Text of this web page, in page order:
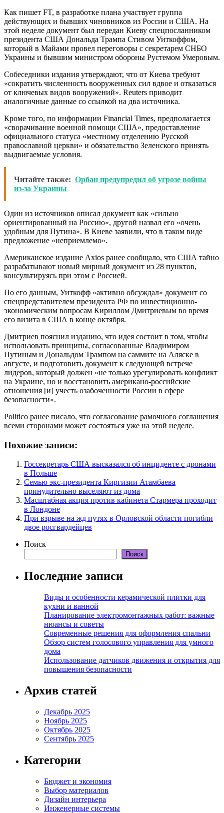
Как пишет FT, в разработке плана участвует группа
действующих и бывших чиновников из России и США. На
этой неделе документ был передан Киеву спецпосланником
президента США Дональда Трампа Стивом Уиткоффом,
который в Майами провел переговоры с секретарем СНБО
Украины и бывшим министром обороны Рустемом Умеровым.
Собеседники издания утверждают, что от Киева требуют
«сократить численность вооруженных сил вдвое и отказаться
от ключевых видов вооружений». Reuters приводит
аналогичные данные со ссылкой на два источника.
Кроме того, по информации Financial Times, предполагается
«сворачивание военной помощи США», предоставление
официального статуса «местному отделению Русской
православной церкви» и обязательство Зеленского принять
выдвигаемые условия.
Читайте также: Орбан предупредил об угрозе войны
из-за Украины
Один из источников описал документ как «сильно
ориентированный на Россию», другой назвал его «очень
удобным для Путина». В Киеве заявили, что в таком виде
предложение «неприемлемо».
Американское издание Axios ранее сообщало, что США тайно
разрабатывают новый мирный документ из 28 пунктов,
консультируясь при этом с Россией.
По его данным, Уиткофф «активно обсуждал» документ со
спецпредставителем президента РФ по инвестиционно-
экономическим вопросам Кириллом Дмитриевым во время
его визита в США в конце октября.
Дмитриев пояснил изданию, что идея состоит в том, чтобы
использовать принципы, согласованные Владимиром
Путиным и Дональдом Трампом на саммите на Аляске в
августе, и подготовить документ к следующей встрече
лидеров, который должен «не только урегулировать конфликт
на Украине, но и восстановить американо-российские
отношения [и] учесть озабоченности России в сфере
безопасности».
Politico ранее писало, что согласование рамочного соглашения
всеми сторонами может состояться уже на этой неделе.
Похожие записи:
Госсекретарь США высказался об инциденте с дронами
в Польше
Семью экс-президента Киргизии Атамбаева
принудительно выселяют из дома
Масштабная акция против кабинета Стармера проходит
в Лондоне
При взрыве на жд путях в Орловской области погибли
двое росгвардейцев
Поиск
Поиск
Последние записи
Виды и особенности керамической плитки для
кухни и ванной
Планирование электромонтажных работ: важные
нюансы и советы
Современные решения для оформления спальни
Обзор систем голосового управления для умного
дома
Использование датчиков движения и открытия для
повышения безопасности
Архив статей
Декабрь 2025
Ноябрь 2025
Октябрь 2025
Сентябрь 2025
Категории
Бюджет и экономия
Выбор материалов
Дизайн интерьера
Инженерные системы